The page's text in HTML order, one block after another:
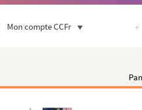
Mon compte CCFr